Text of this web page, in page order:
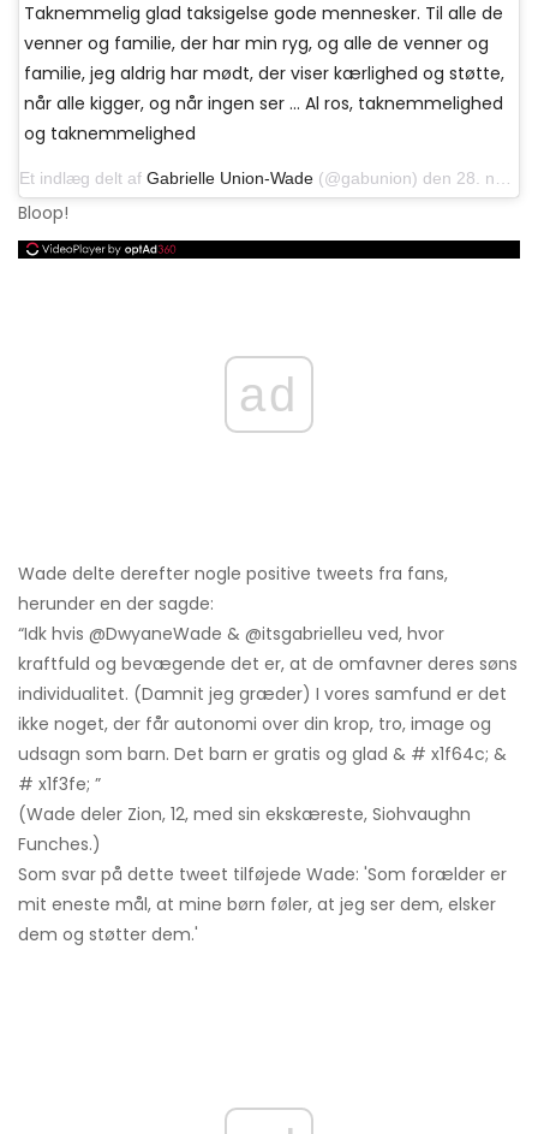
Taknemmelig glad taksigelse gode mennesker. Til alle de
venner og familie, der har min ryg, og alle de venner og
familie, jeg aldrig har mødt, der viser kærlighed og støtte,
når alle kigger, og når ingen ser ... Al ros, taknemmelighed
og taknemmelighed
Et indlæg delt af Gabrielle Union-Wade (@gabunion) den 28. november 2019 kl. 15:02 PST
Bloop!
ad
Wade delte derefter nogle positive tweets fra fans,
herunder en der sagde:
“Idk hvis @DwyaneWade & @itsgabrielleu ved, hvor
kraftfuld og bevægende det er, at de omfavner deres søns
individualitet. (Damnit jeg græder) I vores samfund er det
ikke noget, der får autonomi over din krop, tro, image og
udsagn som barn. Det barn er gratis og glad & # x1f64c; &
# x1f3fe; ”
(Wade deler Zion, 12, med sin ekskæreste, Siohvaughn
Funches.)
Som svar på dette tweet tilføjede Wade: 'Som forælder er
mit eneste mål, at mine børn føler, at jeg ser dem, elsker
dem og støtter dem.'